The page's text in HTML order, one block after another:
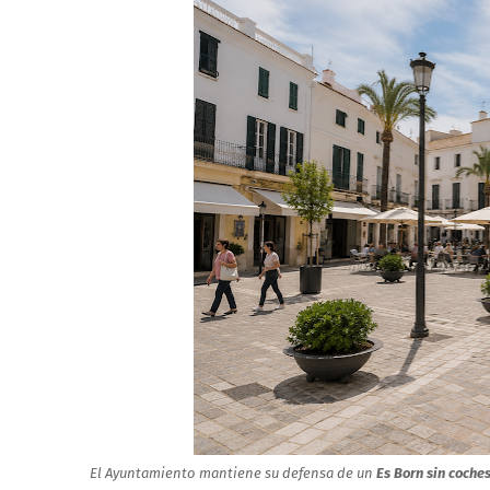
El Ayuntamiento mantiene su defensa de un Es Born sin coches